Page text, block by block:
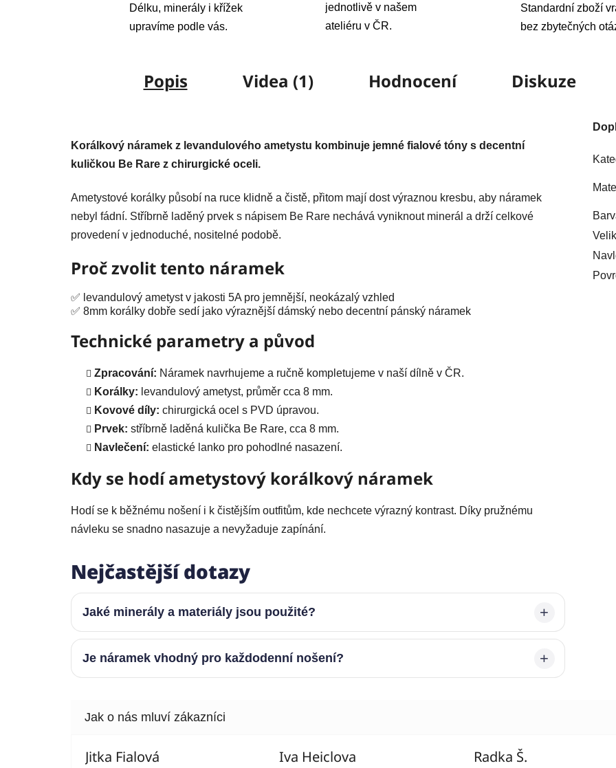
Délku, minerály i křížek
upravíme podle vás.
jednotlivě v našem
ateliéru v ČR.
Standardní zboží
bez zbytečných
Popis Videa (1) Hodnocení Diskuze
Korálkový náramek z levandulového ametystu kombinuje jemné fialové tóny s decentní
kuličkou Be Rare z chirurgické oceli.
Ametystové korálky působí na ruce klidně a čistě, přitom mají dost výraznou kresbu, aby náramek
nebyl fádní. Stříbrně laděný prvek s nápisem Be Rare nechává vyniknout minerál a drží celkové
provedení v jednoduché, nositelné podobě.
Proč zvolit tento náramek
✅ levandulový ametyst v jakosti 5A pro jemnější, neokázalý vzhled
✅ 8mm korálky dobře sedí jako výraznější dámský nebo decentní pánský náramek
Technické parametry a původ
Zpracování: Náramek navrhujeme a ručně kompletujeme v naší dílně v ČR.
Korálky: levandulový ametyst, průměr cca 8 mm.
Kovové díly: chirurgická ocel s PVD úpravou.
Prvek: stříbrně laděná kulička Be Rare, cca 8 mm.
Navlečení: elastické lanko pro pohodlné nasazení.
Kdy se hodí ametystový korálkový náramek
Hodí se k běžnému nošení i k čistějším outfitům, kde nechcete výrazný kontrast. Díky pružnému
návleku se snadno nasazuje a nevyžaduje zapínání.
Nejčastější dotazy
Jaké minerály a materiály jsou použité?
Je náramek vhodný pro každodenní nošení?
Jitka Fialová Iva Heiclova Radka Š.